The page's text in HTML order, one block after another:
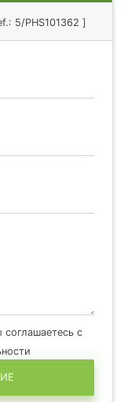
5/PHS101362 ]
с